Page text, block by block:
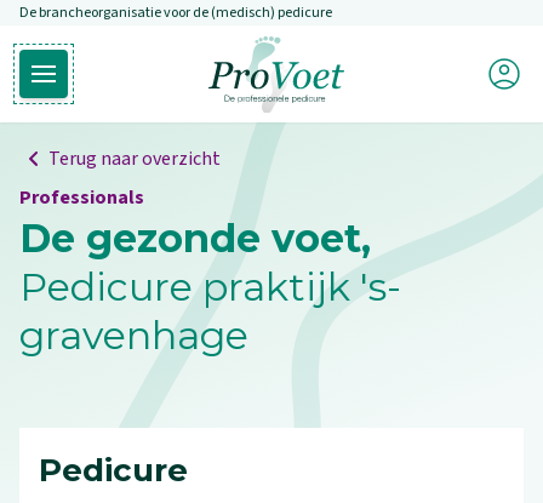
Overslaan en naar de inhoud gaan
De brancheorganisatie voor de (medisch) pedicure
Open hoofdmenu
Ga naar de homepagina
Mijn
Terug naar overzicht
Professionals
De gezonde voet,
Pedicure praktijk 's-
gravenhage
Pedicure